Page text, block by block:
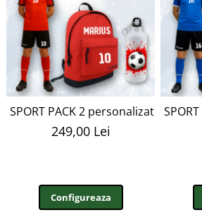
SPORT PACK 2 personalizat ROSU
249,00 Lei
Configureaza